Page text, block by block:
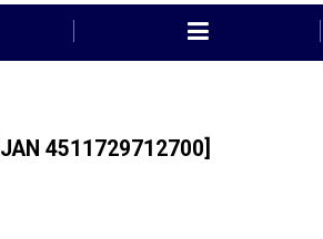
JAN 4511729712700